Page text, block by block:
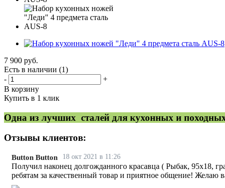
7 900 руб.
Есть в наличии (1)
-
+
В корзину
Купить в 1 клик
Одна из лучших сталей для кухонных и
Отзывы клиентов:
Button Button 18 окт 2021 в 11:26
Получил наконец долгожданного красавца ( Рыбак, 95х18,
ребятам за качественный товар и приятное общение! Желаю